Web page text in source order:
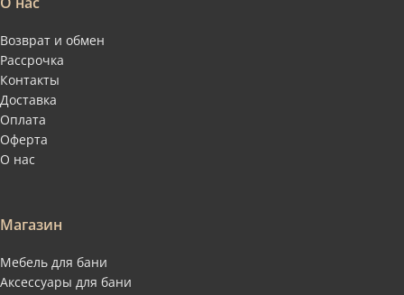
Возврат и обмен
Рассрочка
Контакты
Доставка
Оплата
Оферта
О нас
Магазин
Мебель для бани
Аксессуары для бани